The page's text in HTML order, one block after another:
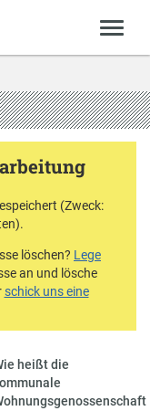
(Zweck:
löschen? Lege
an und lösche
schick uns eine
heißt die